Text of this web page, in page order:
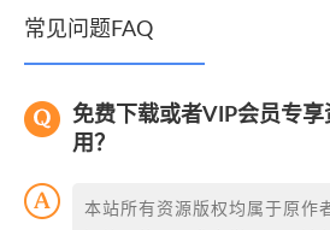
常见问题FAQ
免费下载或者VIP会员专
用？
本站所有资源版权均属于原作